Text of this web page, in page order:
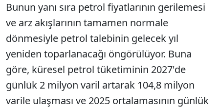
Bunun yanı sıra petrol fiyatlarının gerilemesi
ve arz akışlarının tamamen normale
dönmesiyle petrol talebinin gelecek yıl
yeniden toparlanacağı öngörülüyor. Buna
göre, küresel petrol tüketiminin 2027'de
günlük 2 milyon varil artarak 104,8 milyon
varile ulaşması ve 2025 ortalamasının günlük